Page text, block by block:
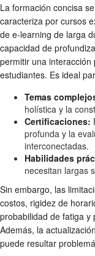
La formación concisa
caracteriza por cursos
de e-learning de larga
capacidad de
permitir una
estudiantes. Es ideal
Temas
holística y la
Certificaciones:
profunda y la
interconectadas.
Habilidades
necesitan largas
Sin embargo, las
costos, rigidez de
probabilidad de fatiga y
Además, la
puede resultar